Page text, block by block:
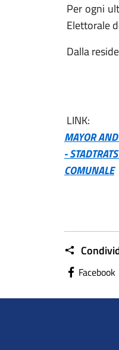
Per ogni
Elettorale
Dalla
LINK:
MAYOR
-
COMUNALE
Facebook